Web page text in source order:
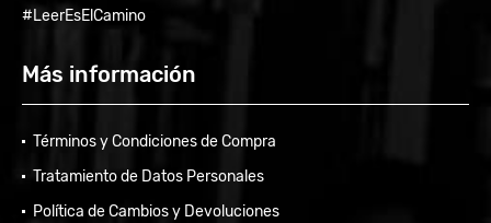
#LeerEsElCamino
Más información
Términos y Condiciones de Compra
Tratamiento de Datos Personales
Política de Cambios y Devoluciones